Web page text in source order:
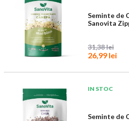
Seminte de
Sanovita
31,38 lei
26,99 lei
IN STOC
Seminte de